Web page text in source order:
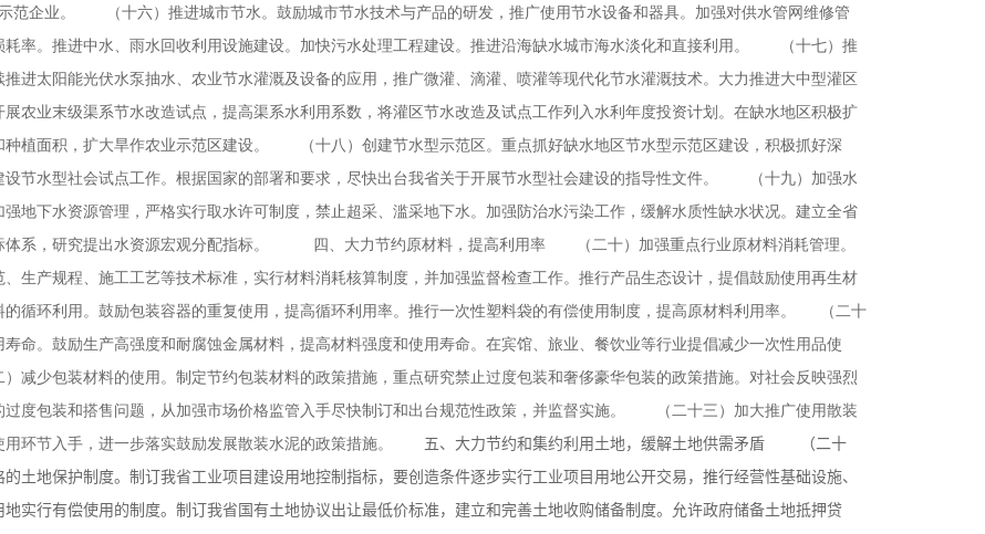
范企业。 （十六）推进城市节水。鼓励城市节水技术与产品的研发，推广使用节水设备和器具。加强对供水管网维修管
耗率。推进中水、雨水回收利用设施建设。加快污水处理工程建设。推进沿海缺水城市海水淡化和直接利用。 （十七）推
进太阳能光伏水泵抽水、农业节水灌溉及设备的应用，推广微灌、滴灌、喷灌等现代化节水灌溉技术。大力推进大中型灌区
展农业末级渠系节水改造试点，提高渠系水利用系数，将灌区节水改造及试点工作列入水利年度投资计划。在缺水地区积极扩
种植面积，扩大旱作农业示范区建设。 （十八）创建节水型示范区。重点抓好缺水地区节水型示范区建设，积极抓好深
设节水型社会试点工作。根据国家的部署和要求，尽快出台我省关于开展节水型社会建设的指导性文件。 （十九）加强水
强地下水资源管理，严格实行取水许可制度，禁止超采、滥采地下水。加强防治水污染工作，缓解水质性缺水状况。建立全省
体系，研究提出水资源宏观分配指标。
四、大力节约原材料，提高利用率 （二十）加强重点行业原材料消耗管理。
、生产规程、施工工艺等技术标准，实行材料消耗核算制度，并加强监督检查工作。推行产品生态设计，提倡鼓励使用再生材
循环利用。鼓励包装容器的重复使用，提高循环利用率。推行一次性塑料袋的有偿使用制度，提高原材料利用率。
（二十
寿命。鼓励生产高强度和耐腐蚀金属材料，提高材料强度和使用寿命。在宾馆、旅业、餐饮业等行业提倡减少一次性用品使
少包装材料的使用。制定节约包装材料的政策措施，重点研究禁止过度包装和奢侈豪华包装的政策措施。对社会反映强烈
过度包装和搭售问题，从加强市场价格监管入手尽快制订和出台规范性政策，并监督实施。 （二十三）加大推广使用散装
用环节入手，进一步落实鼓励发展散装水泥的政策措施。 五、大力节约和集约利用土地，缓解土地供需矛盾 （二十
的土地保护制度。制订我省工业项目建设用地控制指标，要创造条件逐步实行工业项目用地公开交易，推行经营性基础设施、
地实行有偿使用的制度。制订我省国有土地协议出让最低价标准，建立和完善土地收购储备制度。允许政府储备土地抵押贷